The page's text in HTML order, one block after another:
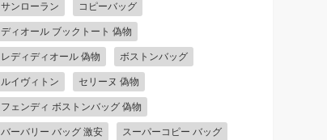
サンローラン コピーバッグ
ディオール ブックトート 偽物
レディディオール 偽物 ボストンバッグ
ルイヴィトン セリーヌ 偽物
フェンディ ボストンバッグ 偽物
バーバリー バッグ 激安 スーパーコピー バッグ